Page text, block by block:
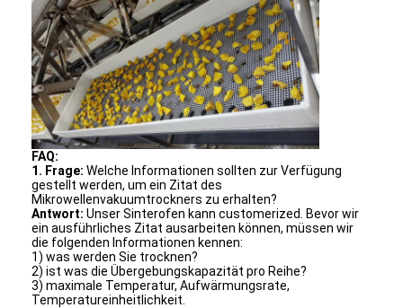
Heißluft Oven Dryer
Horizontaler Band-Mischer
Universalzerkleinerungsmaschine
Superfine Schleifmaschine
v-Art Pulvermischer
IBC-Behälter-Mischmaschine
Industrielle Schleuder
Grelle trockenere Maschine
FAQ:
1. Frage: Welche Informationen sollten zur Verfügung
gestellt werden, um ein Zitat des
Mikrowellenvakuumtrockners zu erhalten?
Antwort: Unser Sinterofen kann customerized. Bevor wir
ein ausführliches Zitat ausarbeiten können, müssen wir
die folgenden Informationen kennen:
1) was werden Sie trocknen?
2) ist was die Übergebungskapazität pro Reihe?
3) maximale Temperatur, Aufwärmungsrate,
Temperatureinheitlichkeit.